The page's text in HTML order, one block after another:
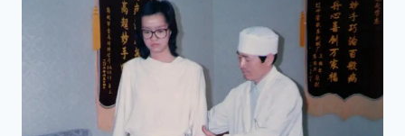
採
氣
師
友
情